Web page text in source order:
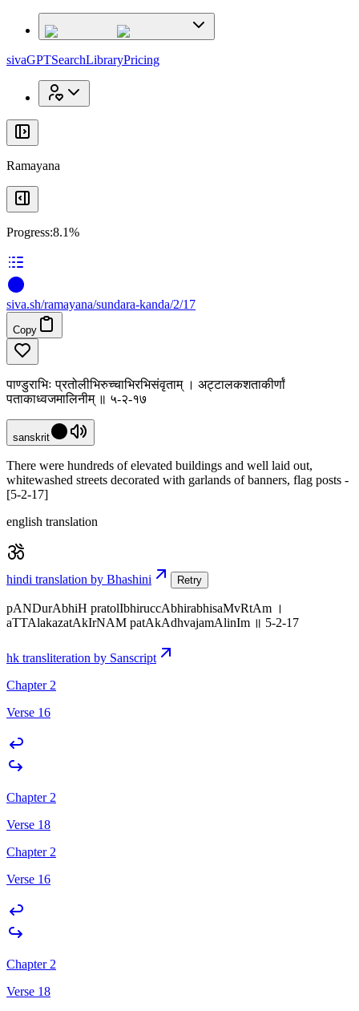
sivaGPTSearchLibraryPricing
Ramayana
Progress:8.1%
siva.sh/ramayana/sundara-kanda/2/17
Copy
पाण्डुराभिः प्रतोलीभिरुच्चाभिरभिसंवृताम् । अट्टालकशताकीर्णां
पताकाध्वजमालिनीम् ॥ ५-२-१७
sanskrit
There were hundreds of elevated buildings and well laid out,
whitewashed streets decorated with garlands of banners, flag posts -
[5-2-17]
english translation
hindi translation by Bhashini Retry
pANDurAbhiH pratolIbhiruccAbhirabhisaMvRtAm ।
aTTAlakazatAkIrNAM patAkAdhvajamAlinIm ॥ 5-2-17
hk transliteration by Sanscript
Chapter 2
Verse 16
Chapter 2
Verse 18
Chapter 2
Verse 16
Chapter 2
Verse 18